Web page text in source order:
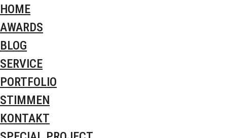
HOME
AWARDS
BLOG
SERVICE
PORTFOLIO
STIMMEN
KONTAKT